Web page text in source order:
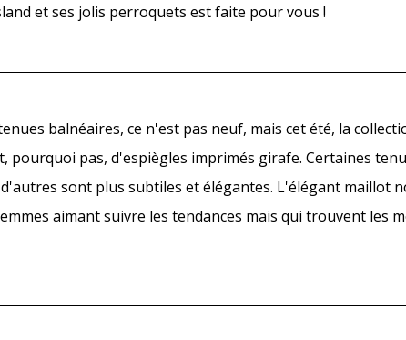
et ses jolis perroquets est faite pour vous !
balnéaires, ce n'est pas neuf, mais cet été, la
pourquoi pas, d'espiègles imprimés girafe. Certaines
sont plus subtiles et élégantes. L'élégant maillot
aimant suivre les tendances mais qui trouvent les